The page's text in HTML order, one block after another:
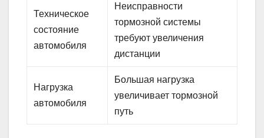
Техническое
состояние
автомобиля
Неисправности
тормозной системы
требуют увеличения
дистанции
Нагрузка
автомобиля
Большая нагрузка
увеличивает тормозной
путь